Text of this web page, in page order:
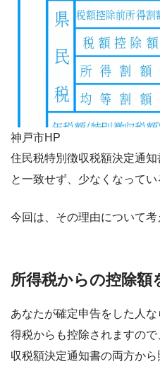
神戸市HP
住民税特別徴収税額決定通
と一致せず、少なくなってい
今回は、その理由について考
所得税からの控除額
あなたが確定申告をした人
得税からも控除されますの
収税額決定通知書の両方から